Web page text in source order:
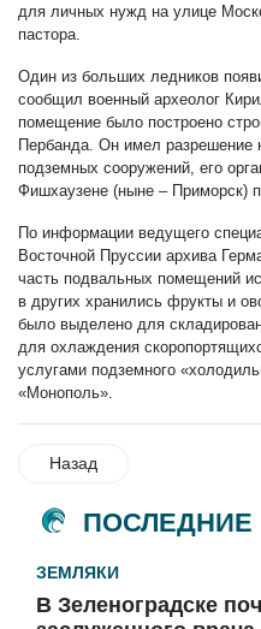
для личных нужд на улице
пастора.
Один из больших ледников
сообщил военный археолог
помещение было построено
Пербанда. Он имел разрешение
подземных сооружений, его
Фишхаузене (ныне – Приморск)
По информации ведущего
Восточной Пруссии архива
часть подвальных помещений
в других хранились фрукты и
было выделено для
для охлаждения
услугами подземного
«Монополь».
Назад
ПОСЛЕДНИЕ
ЗЕМЛЯКИ
В Зеленоградске